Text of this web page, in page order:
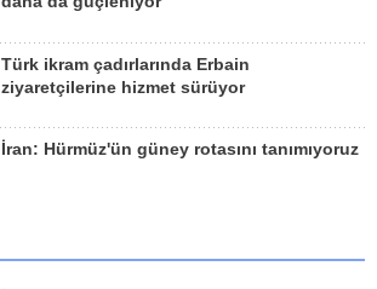
Türk ikram çadırlarında Erbain
ziyaretçilerine hizmet sürüyor
İran: Hürmüz'ün güney rotasını tanımıyoruz